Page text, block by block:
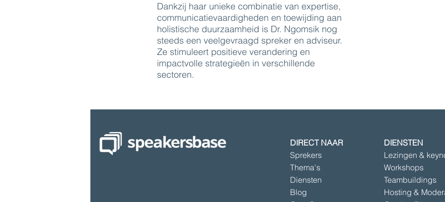
Dankzij haar unieke combinatie van expertise,
communicatievaardigheden en toewijding aan
holistische duurzaamheid is Dr. Ngomsik nog
steeds een veelgevraagd spreker en adviseur.
Ze stimuleert positieve verandering en
impactvolle strategieën in verschillende
sectoren.
DIRECT NAAR
Sprekers
Thema's
Diensten
Blog
DIENSTEN
Lezingen &
Workshops
Teambuildings
Hosting &